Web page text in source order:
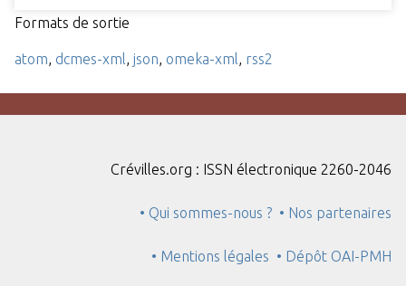
Formats de sortie
atom dcmes-xml json omeka-xml rss2
Crévilles.org : ISSN électronique 2260-2046
• Qui sommes-nous ? • Nos partenaires
• Mentions légales • Dépôt OAI-PMH